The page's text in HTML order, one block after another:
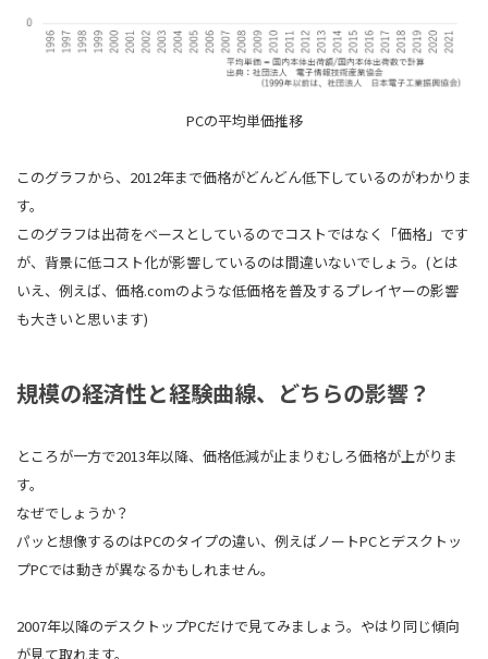
PCの平均単価推移
このグラフから、2012年まで価格がどんどん低下しているのがわかりま
す。
このグラフは出荷をベースとしているのでコストではなく「価格」です
が、背景に低コスト化が影響しているのは間違いないでしょう。(とは
いえ、例えば、価格.comのような低価格を普及するプレイヤーの影響
も大きいと思います)
規模の経済性と経験曲線、どちらの影響？
ところが一方で2013年以降、価格低減が止まりむしろ価格が上がりま
す。
なぜでしょうか？
パッと想像するのはPCのタイプの違い、例えばノートPCとデスクトッ
プPCでは動きが異なるかもしれません。
2007年以降のデスクトップPCだけで見てみましょう。やはり同じ傾向
が見て取れます。